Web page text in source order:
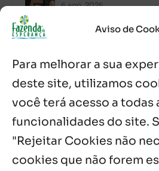
Aviso de
Para melhorar a sua
deste site, utilizamos
você terá acesso a todas
funcionalidades do site.
"Rejeitar Cookies não
cookies que não forem
6 ago, 2026
de Guadalajara
Fazenda Dom Mário
com testemunhos e
Cristóvão
5 ago, 2026